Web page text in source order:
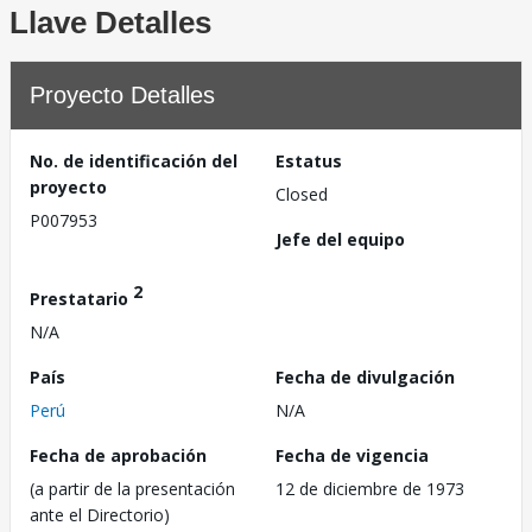
Llave Detalles
Proyecto Detalles
No. de identificación del
proyecto
P007953
Estatus
Closed
Jefe del equipo
Prestatario 2
N/A
País
Perú
Fecha de divulgación
N/A
Fecha de aprobación
(a partir de la presentación
ante el Directorio)
Fecha de vigencia
12 de diciembre de 1973